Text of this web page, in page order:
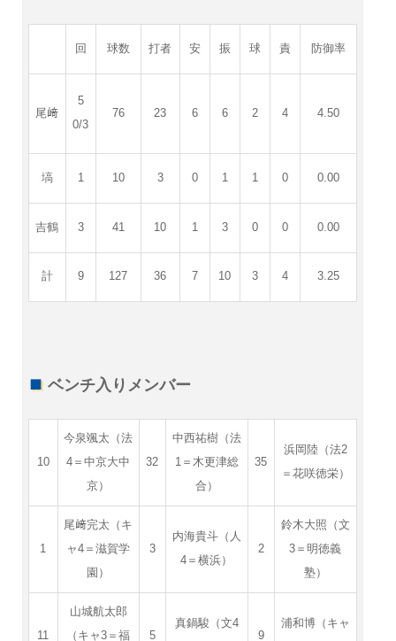
回 球数 打者 安 振 球 責 防御率
尾﨑
5
0/3
76 23 6 6 2 4 4.50
塙 1 10 3 0 1 1 0 0.00
吉鶴 3 41 10 1 3 0 0 0.00
計 9 127 36 7 10 3 4 3.25
ベンチ入りメンバー
10
今泉颯太（法
4＝中京大中
京）
32
中西祐樹（法
1＝木更津総
合）
35
浜岡陸（法2
＝花咲徳栄）
1
尾﨑完太（キ
ャ4＝滋賀学
園）
3
内海貴斗（人
4＝横浜）
2
鈴木大照（文
3＝明徳義
塾）
11
山城航太郎
（キャ3＝福
5
真鍋駿（文4
9
浦和博（キャ